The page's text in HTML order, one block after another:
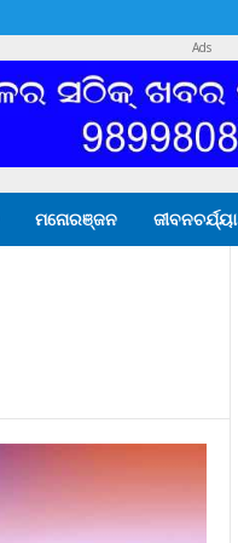
Ads
ମନୋରଞ୍ଜନ ଜୀବନଚର୍ଯ୍ୟା